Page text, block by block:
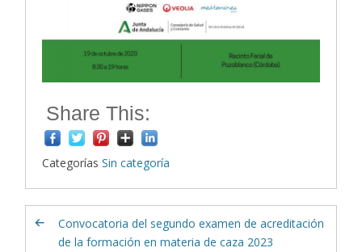
Share This:
Categorías Sin categoría
Convocatoria del segundo examen de acreditación
de la formación en materia de caza 2023